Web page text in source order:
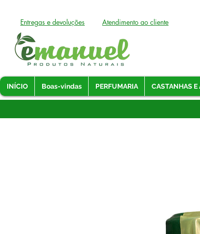
Atendimento ao cliente
Entregas e devoluções
INÍCIO Boas-vindas PERFUMARIA CASTANHAS E